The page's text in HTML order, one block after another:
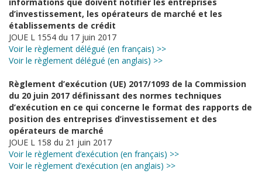
d’investissement, les opérateurs de marché et les
établissements de crédit
JOUE L 1554 du 17 juin 2017
Voir le règlement délégué (en français) >>
Voir le règlement délégué (en anglais) >>
Règlement d’exécution (UE) 2017/1093 de la Commission
du 20 juin 2017 définissant des normes techniques
d’exécution en ce qui concerne le format des rapports de
position des entreprises d’investissement et des
opérateurs de marché
JOUE L 158 du 21 juin 2017
Voir le règlement d’exécution (en français) >>
Voir le règlement d’exécution (en anglais) >>